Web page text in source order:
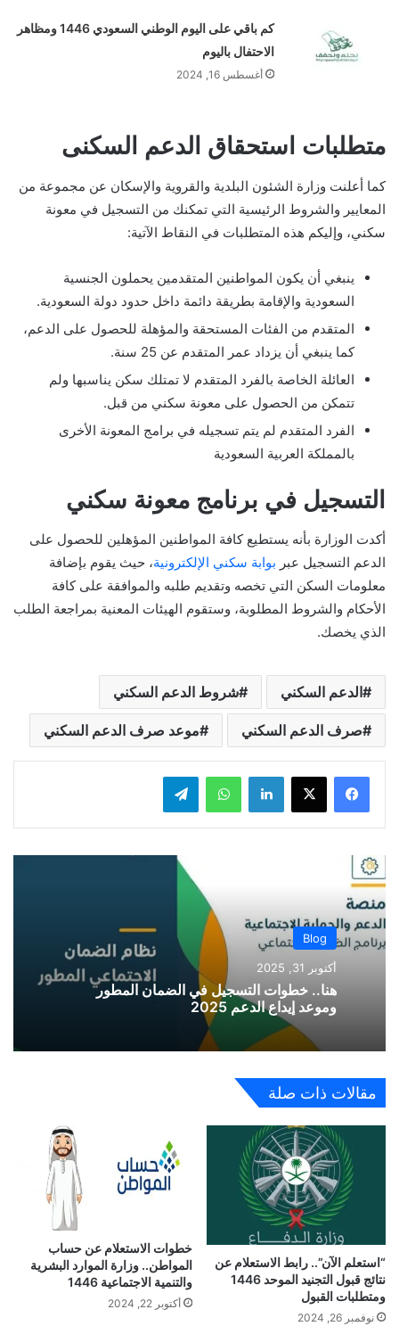
كم باقي على اليوم الوطني السعودي 1446 ومظاهر
الاحتفال باليوم
أغسطس 16, 2024
متطلبات استحقاق الدعم السكنى
كما أعلنت وزارة الشئون البلدية والقروية والإسكان عن مجموعة من
المعايير والشروط الرئيسية التي تمكنك من التسجيل في معونة
سكني، وإليكم هذه المتطلبات في النقاط الآتية:
ينبغي أن يكون المواطنين المتقدمين يحملون الجنسية
السعودية والإقامة بطريقة دائمة داخل حدود دولة السعودية.
المتقدم من الفئات المستحقة والمؤهلة للحصول على الدعم،
كما ينبغي أن يزداد عمر المتقدم عن 25 سنة.
العائلة الخاصة بالفرد المتقدم لا تمتلك سكن يناسبها ولم
تتمكن من الحصول على معونة سكني من قبل.
الفرد المتقدم لم يتم تسجيله في برامج المعونة الأخرى
بالمملكة العربية السعودية
التسجيل في برنامج معونة سكني
أكدت الوزارة بأنه يستطيع كافة المواطنين المؤهلين للحصول على
الدعم التسجيل عبر بوابة سكني الإلكترونية، حيث يقوم بإضافة
معلومات السكن التي تخصه وتقديم طلبه والموافقة على كافة
الأحكام والشروط المطلوبة، وستقوم الهيئات المعنية بمراجعة الطلب
الذي يخصك.
الدعم السكني شروط الدعم السكني
صرف الدعم السكني موعد صرف الدعم السكني
لينكدإن واتساب
Blog
أكتوبر 31, 2025
هنا.. خطوات التسجيل في الضمان المطور
وموعد إيداع الدعم 2025
مقالات ذات صلة
“استعلم الآن”.. رابط الاستعلام عن
نتائج قبول التجنيد الموحد 1446
ومتطلبات القبول
نوفمبر 26, 2024
خطوات الاستعلام عن حساب
المواطن.. وزارة الموارد البشرية
والتنمية الاجتماعية 1446
أكتوبر 22, 2024